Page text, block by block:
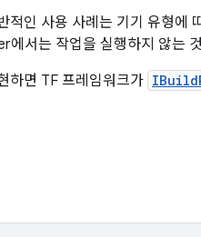
적인 사용 사례는 기기 유형에
에서는 작업을 실행하지 않는
하면 TF 프레임워크가